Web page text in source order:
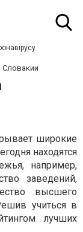
Словакии
широкие
находятся
например,
заведений,
высшего
учиться в
лучших